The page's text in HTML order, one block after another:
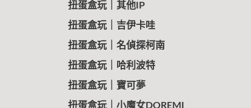
扭蛋盒玩｜其他IP
扭蛋盒玩｜吉伊卡哇
扭蛋盒玩｜名偵探柯南
扭蛋盒玩｜哈利波特
扭蛋盒玩｜寶可夢
扭蛋盒玩｜小魔女DOREMI